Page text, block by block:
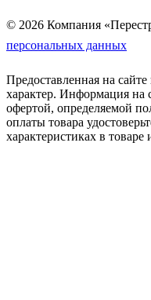
© 2026 Компания
персональных данных
Предоставленная на
характер. Информация на
офертой, определяемой
оплаты товара
характеристиках в